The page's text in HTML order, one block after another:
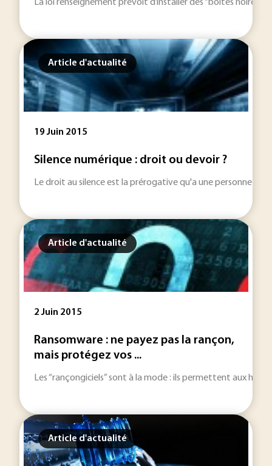
La loi renseignement prévoit d’installer des “boites noires”
Article d'actualité
19 Juin 2015
Silence numérique : droit ou devoir ?
Le droit au silence est la prérogative qu'a une personne de
Article d'actualité
2 Juin 2015
Ransomware : ne payez pas la rançon,
mais protégez vos ...
Les “rançongiciels” sont à la mode : ils permettent aux
Article d'actualité